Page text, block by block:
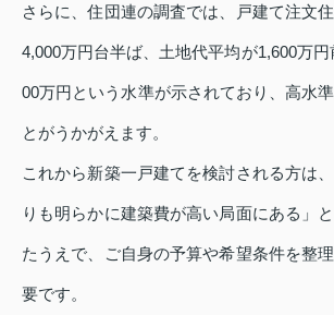
さらに、住団連の調査では、戸建て注文
4,000万円台半ば、土地代平均が1,600万
00万円という水準が示されており、高水
とがうかがえます。
これから新築一戸建てを検討される方は
りも明らかに建築費が高い局面にある」
たうえで、ご自身の予算や希望条件を整
要です。